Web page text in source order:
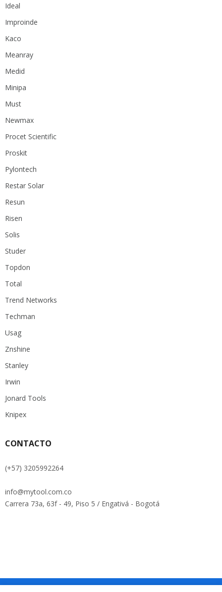
Ideal
Improinde
Kaco
Meanray
Medid
Minipa
Must
Newmax
Procet Scientific
Proskit
Pylontech
Restar Solar
Resun
Risen
Solis
Studer
Topdon
Total
Trend Networks
Techman
Usag
Znshine
Stanley
Irwin
Jonard Tools
Knipex
CONTACTO
(+57) 3205992264
info@mytool.com.co
Carrera 73a, 63f - 49, Piso 5 / Engativá - Bogotá